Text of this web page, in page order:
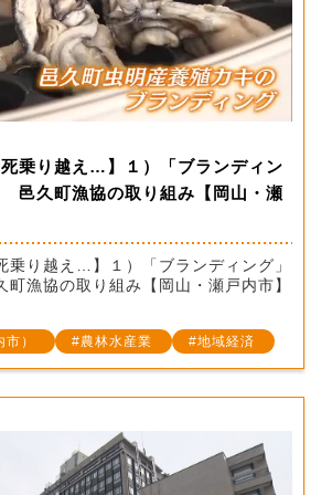
死乗り越え…】１）「ブランディン
邑久町漁協の取り組み【岡山・瀬
乗り越え…】１）「ブランディング」
漁協の取り組み【岡山・瀬戸内市】
）
農林水産業 地域経済